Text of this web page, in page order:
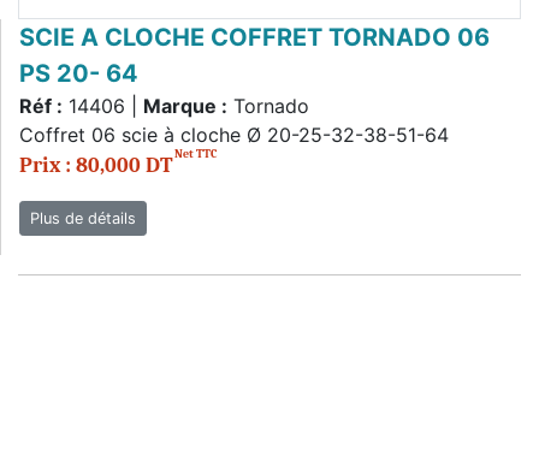
SCIE A CLOCHE COFFRET TORNADO 06
PS 20- 64
Réf : 14406 | Marque : Tornado
Coffret 06 scie à cloche Ø 20-25-32-38-51-64
Prix : 80,000 DTNet TTC
Plus de détails